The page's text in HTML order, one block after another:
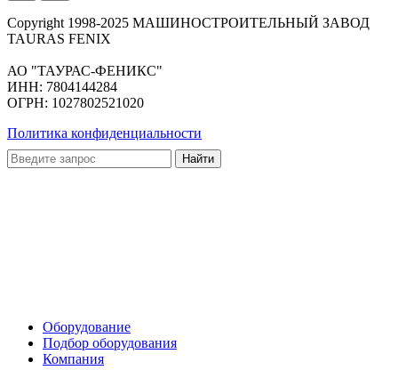
Сopyright 1998-2025 МАШИНОСТРОИТЕЛЬНЫЙ ЗАВОД
TAURAS FENIX
АО "ТАУРАС-ФЕНИКС"
ИНН: 7804144284
ОГРН: 1027802521020
Политика конфиденциальности
Оборудование
Подбор оборудования
Компания